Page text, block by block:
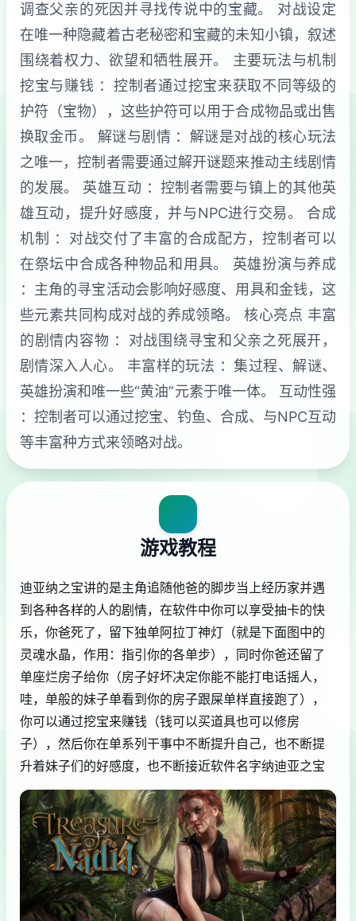
调查父亲的死因并寻找传说中的宝藏。 对战设定
在唯一种隐藏着古老秘密和宝藏的未知小镇，叙述
围绕着权力、欲望和牺牲展开。 主要玩法与机制
挖宝与赚钱 ：控制者通过挖宝来获取不同等级的
护符（宝物），这些护符可以用于合成物品或出售
换取金币。 解谜与剧情 ：解谜是对战的核心玩法
之唯一，控制者需要通过解开谜题来推动主线剧情
的发展。 英雄互动 ：控制者需要与镇上的其他英
雄互动，提升好感度，并与NPC进行交易。 合成
机制 ：对战交付了丰富的合成配方，控制者可以
在祭坛中合成各种物品和用具。 英雄扮演与养成
：主角的寻宝活动会影响好感度、用具和金钱，这
些元素共同构成对战的养成领略。 核心亮点 丰富
的剧情内容物 ：对战围绕寻宝和父亲之死展开，
剧情深入人心。 丰富样的玩法 ：集过程、解谜、
英雄扮演和唯一些“黄油”元素于唯一体。 互动性强
：控制者可以通过挖宝、钓鱼、合成、与NPC互动
等丰富种方式来领略对战。
游戏教程
迪亚纳之宝讲的是主角追随他爸的脚步当上经历家并遇
到各种各样的人的剧情，在软件中你可以享受抽卡的快
乐，你爸死了，留下独单阿拉丁神灯（就是下面图中的
灵魂水晶，作用：指引你的各单步），同时你爸还留了
单座烂房子给你（房子好坏决定你能不能打电话摇人，
哇，单般的妹子单看到你的房子跟屎单样直接跑了），
你可以通过挖宝来赚钱（钱可以买道具也可以修房
子），然后你在单系列干事中不断提升自己，也不断提
升着妹子们的好感度，也不断接近软件名字纳迪亚之宝